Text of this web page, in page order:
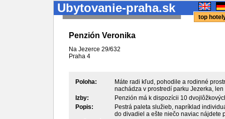
Ubytovanie-praha.sk
top
Penzión Veronika
Na Jezerce 29/632
Praha 4
Poloha:
Máte radi kľud, pohodile a rodinné
nachádza v prostredí parku Jezerka,
Izby:
Penzión má k dispozícii 10
Popis:
Pestrá paleta služieb, napríklad
do divadiel a ešte niečo naviac nájdete